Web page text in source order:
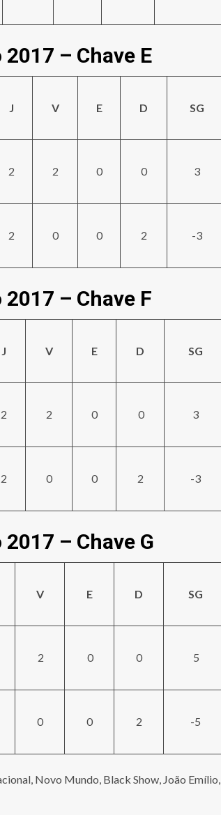
– Chave E
J V E D SG
2 2 0 0 3
2 0 0 2 -3
– Chave F
J V E D SG
2 2 0 0 3
2 0 0 2 -3
– Chave G
V E D SG
2 0 0 5
0 0 2 -5
Novo Mundo, Black Show, João Emílio,